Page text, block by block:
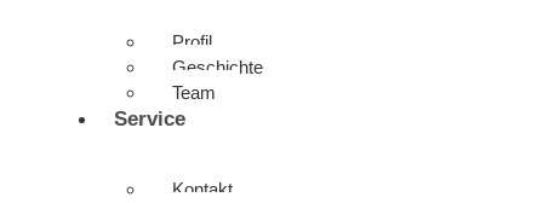
Profil
Geschichte
Team
Service
Kontakt